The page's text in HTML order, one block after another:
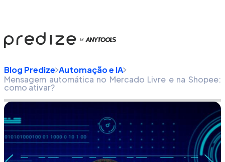
Blog Predize Automação e IA
Mensagem automática no Mercado Livre e na Shopee:
como ativar?